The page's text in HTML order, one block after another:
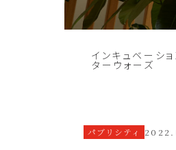
インキュベーシ
ターウォーズ
パブリシティ